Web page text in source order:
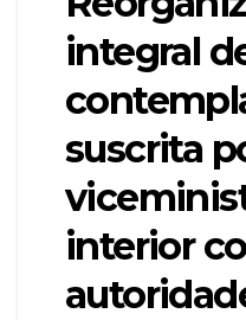
integral
suscrita
interior